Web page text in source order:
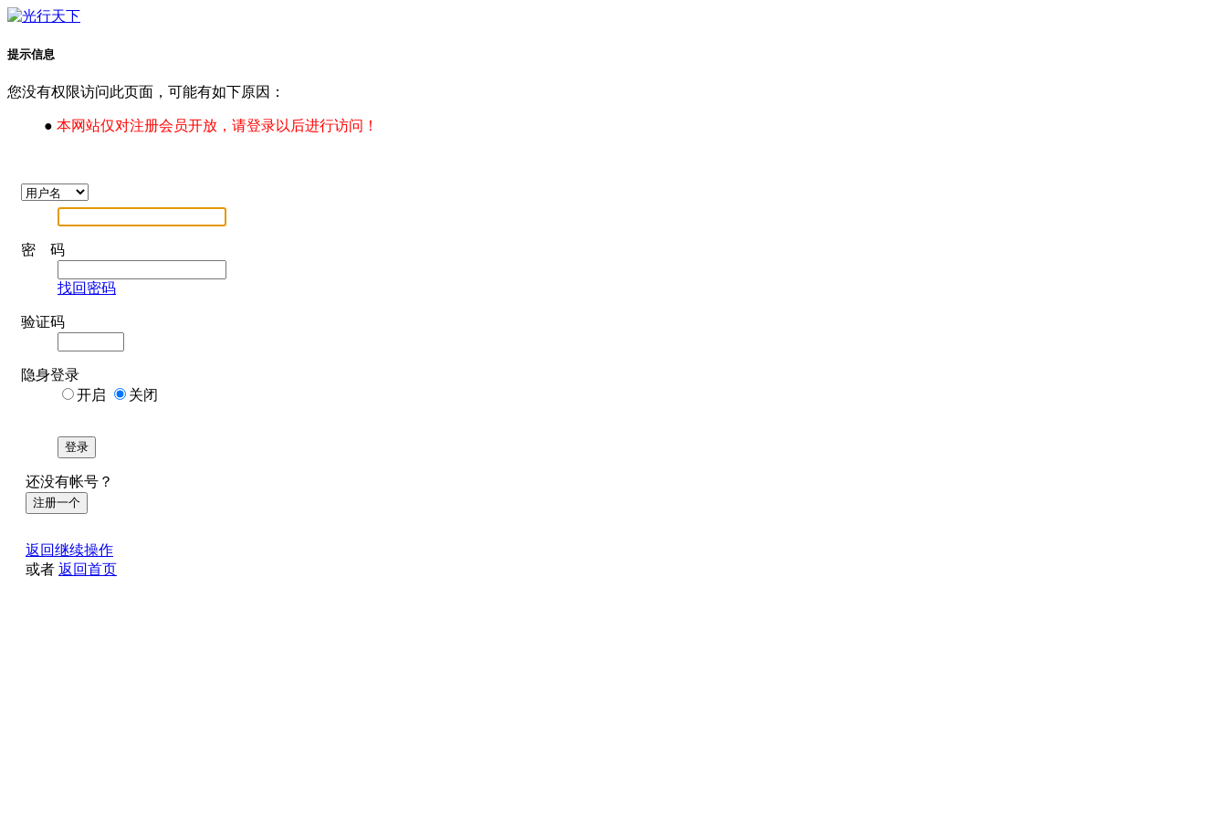
提示信息
您没有权限访问此页面，可能有如下原因：
● 本网站仅对注册会员开放，请登录以后进行访问！
密 码
找回密码
验证码
隐身登录
开启
关闭
登录
还没有帐号？
注册一个
返回继续操作
或者 返回首页